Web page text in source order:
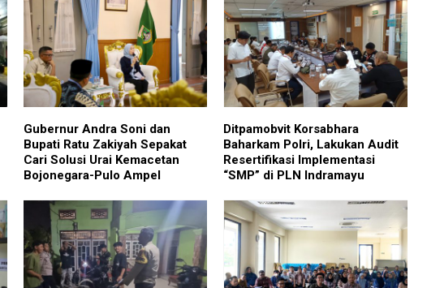
Gubernur Andra Soni dan
Bupati Ratu Zakiyah Sepakat
Cari Solusi Urai Kemacetan
Bojonegara-Pulo Ampel
Ditpamobvit Korsabhara
Baharkam Polri, Lakukan Audit
Resertifikasi Implementasi
“SMP” di PLN Indramayu